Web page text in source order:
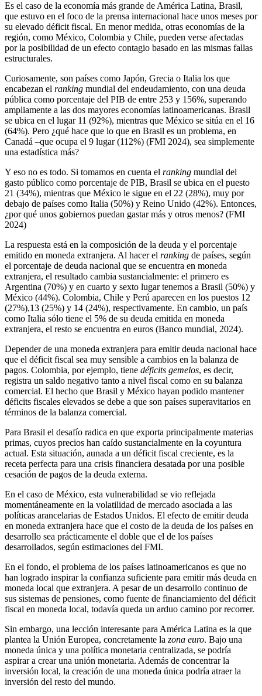
Es el caso de la economía más grande de América Latina, Brasil,
que estuvo en el foco de la prensa internacional hace unos meses por
su elevado déficit fiscal. En menor medida, otras economías de la
región, como México, Colombia y Chile, pueden verse afectadas
por la posibilidad de un efecto contagio basado en las mismas fallas
estructurales.
Curiosamente, son países como Japón, Grecia o Italia los que
encabezan el ranking mundial del endeudamiento, con una deuda
pública como porcentaje del PIB de entre 253 y 156%, superando
ampliamente a las dos mayores economías latinoamericanas. Brasil
se ubica en el lugar 11 (92%), mientras que México se sitúa en el 16
(64%). Pero ¿qué hace que lo que en Brasil es un problema, en
Canadá –que ocupa el 9 lugar (112%) (FMI 2024), sea simplemente
una estadística más?
Y eso no es todo. Si tomamos en cuenta el ranking mundial del
gasto público como porcentaje de PIB, Brasil se ubica en el puesto
21 (34%), mientras que México le sigue en el 22 (28%), muy por
debajo de países como Italia (50%) y Reino Unido (42%). Entonces,
¿por qué unos gobiernos puedan gastar más y otros menos? (FMI
2024)
La respuesta está en la composición de la deuda y el porcentaje
emitido en moneda extranjera. Al hacer el ranking de países, según
el porcentaje de deuda nacional que se encuentra en moneda
extranjera, el resultado cambia sustancialmente: el primero es
Argentina (70%) y en cuarto y sexto lugar tenemos a Brasil (50%) y
México (44%). Colombia, Chile y Perú aparecen en los puestos 12
(27%),13 (25%) y 14 (24%), respectivamente. En cambio, un país
como Italia sólo tiene el 5% de su deuda emitida en moneda
extranjera, el resto se encuentra en euros (Banco mundial, 2024).
Depender de una moneda extranjera para emitir deuda nacional hace
que el déficit fiscal sea muy sensible a cambios en la balanza de
pagos. Colombia, por ejemplo, tiene déficits gemelos, es decir,
registra un saldo negativo tanto a nivel fiscal como en su balanza
comercial. El hecho que Brasil y México hayan podido mantener
déficits fiscales elevados se debe a que son países superavitarios en
términos de la balanza comercial.
Para Brasil el desafío radica en que exporta principalmente materias
primas, cuyos precios han caído sustancialmente en la coyuntura
actual. Esta situación, aunada a un déficit fiscal creciente, es la
receta perfecta para una crisis financiera desatada por una posible
cesación de pagos de la deuda externa.
En el caso de México, esta vulnerabilidad se vio reflejada
momentáneamente en la volatilidad de mercado asociada a las
políticas arancelarias de Estados Unidos. El efecto de emitir deuda
en moneda extranjera hace que el costo de la deuda de los países en
desarrollo sea prácticamente el doble que el de los países
desarrollados, según estimaciones del FMI.
En el fondo, el problema de los países latinoamericanos es que no
han logrado inspirar la confianza suficiente para emitir más deuda en
moneda local que extranjera. A pesar de un desarrollo continuo de
sus sistemas de pensiones, como fuente de financiamiento del déficit
fiscal en moneda local, todavía queda un arduo camino por recorrer.
Sin embargo, una lección interesante para América Latina es la que
plantea la Unión Europea, concretamente la zona euro. Bajo una
moneda única y una política monetaria centralizada, se podría
aspirar a crear una unión monetaria. Además de concentrar la
inversión local, la creación de una moneda única podría atraer la
inversión del resto del mundo.